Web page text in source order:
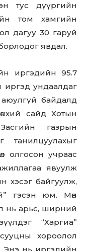
тус дүүргийн
том хамгийн
дагуу 30 гаруй
явдал.
иргэдийн 95.7
иргэд ундаалдаг
байдалд
сайд Хотын
газрын
танилцуулахыг
олгосон учраас
явуулж
хэсэг байгуулж,
гэсэн юм. Мөн
нь арьс, ширний
“Харгиа”
хороолол